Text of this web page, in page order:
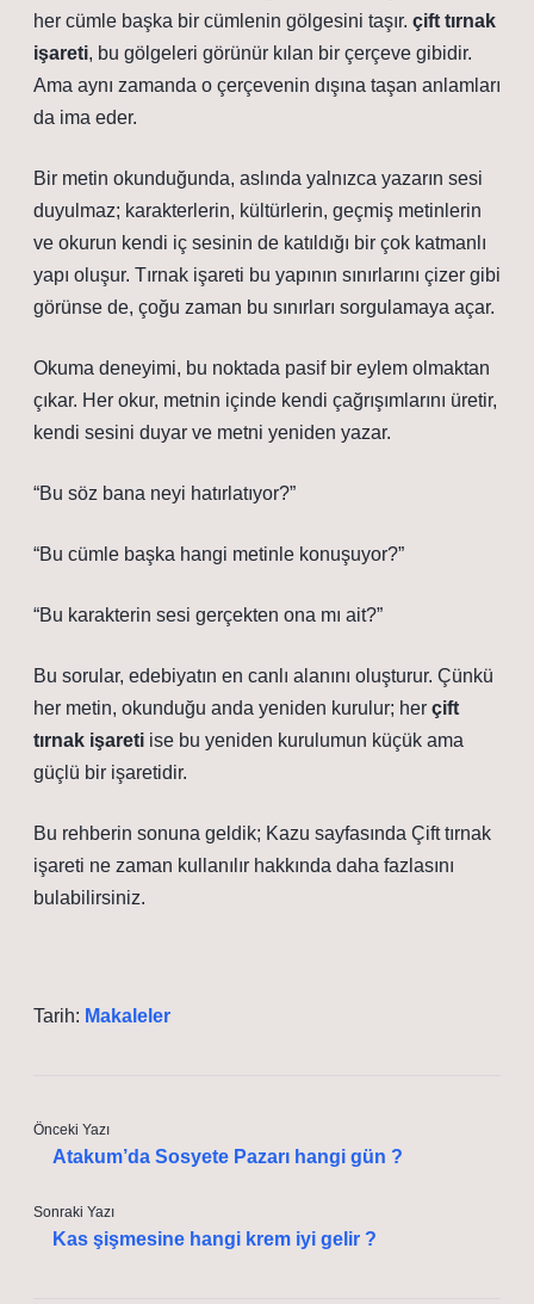
her cümle başka bir cümlenin gölgesini taşır. çift tırnak
işareti, bu gölgeleri görünür kılan bir çerçeve gibidir.
Ama aynı zamanda o çerçevenin dışına taşan anlamları
da ima eder.
Bir metin okunduğunda, aslında yalnızca yazarın sesi
duyulmaz; karakterlerin, kültürlerin, geçmiş metinlerin
ve okurun kendi iç sesinin de katıldığı bir çok katmanlı
yapı oluşur. Tırnak işareti bu yapının sınırlarını çizer gibi
görünse de, çoğu zaman bu sınırları sorgulamaya açar.
Okuma deneyimi, bu noktada pasif bir eylem olmaktan
çıkar. Her okur, metnin içinde kendi çağrışımlarını üretir,
kendi sesini duyar ve metni yeniden yazar.
“Bu söz bana neyi hatırlatıyor?”
“Bu cümle başka hangi metinle konuşuyor?”
“Bu karakterin sesi gerçekten ona mı ait?”
Bu sorular, edebiyatın en canlı alanını oluşturur. Çünkü
her metin, okunduğu anda yeniden kurulur; her çift
tırnak işareti ise bu yeniden kurulumun küçük ama
güçlü bir işaretidir.
Bu rehberin sonuna geldik; Kazu sayfasında Çift tırnak
işareti ne zaman kullanılır hakkında daha fazlasını
bulabilirsiniz.
Tarih: Makaleler
Önceki Yazı
Atakum’da Sosyete Pazarı hangi gün ?
Sonraki Yazı
Kas şişmesine hangi krem iyi gelir ?